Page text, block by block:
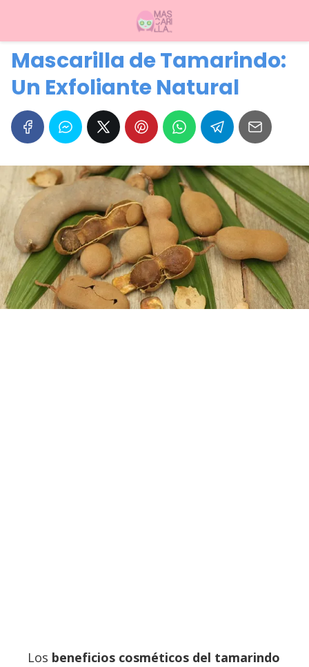
Mascarilla de Tamarindo:
Un Exfoliante Natural
Los beneficios cosméticos del tamarindo